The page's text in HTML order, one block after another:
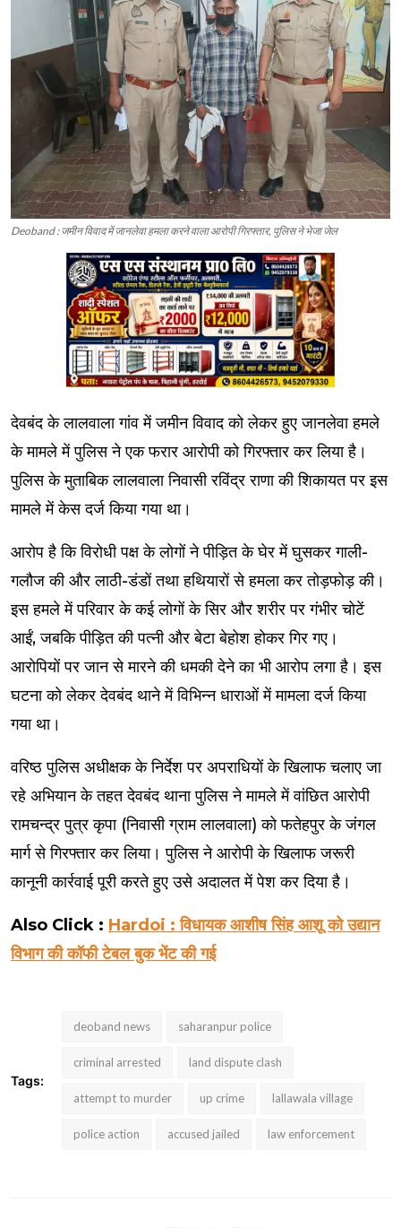
Deoband : जमीन विवाद में जानलेवा हमला करने वाला आरोपी गिरफ्तार, पुलिस ने भेजा जेल
देवबंद के लालवाला गांव में जमीन विवाद को लेकर हुए जानलेवा हमले
के मामले में पुलिस ने एक फरार आरोपी को गिरफ्तार कर लिया है।
पुलिस के मुताबिक लालवाला निवासी रविंद्र राणा की शिकायत पर इस
मामले में केस दर्ज किया गया था।
आरोप है कि विरोधी पक्ष के लोगों ने पीड़ित के घेर में घुसकर गाली-
गलौज की और लाठी-डंडों तथा हथियारों से हमला कर तोड़फोड़ की।
इस हमले में परिवार के कई लोगों के सिर और शरीर पर गंभीर चोटें
आईं, जबकि पीड़ित की पत्नी और बेटा बेहोश होकर गिर गए।
आरोपियों पर जान से मारने की धमकी देने का भी आरोप लगा है। इस
घटना को लेकर देवबंद थाने में विभिन्न धाराओं में मामला दर्ज किया
गया था।
वरिष्ठ पुलिस अधीक्षक के निर्देश पर अपराधियों के खिलाफ चलाए जा
रहे अभियान के तहत देवबंद थाना पुलिस ने मामले में वांछित आरोपी
रामचन्द्र पुत्र कृपा (निवासी ग्राम लालवाला) को फतेहपुर के जंगल
मार्ग से गिरफ्तार कर लिया। पुलिस ने आरोपी के खिलाफ जरूरी
कानूनी कार्रवाई पूरी करते हुए उसे अदालत में पेश कर दिया है।
Also Click : Hardoi : विधायक आशीष सिंह आशू को उद्यान
विभाग की कॉफी टेबल बुक भेंट की गई
Tags:
deoband news saharanpur police
criminal arrested land dispute clash
attempt to murder up crime lallawala village
police action accused jailed law enforcement